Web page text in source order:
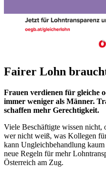
Fairer Lohn
Frauen verdienen für gleiche
immer weniger als Männer.
schaffen mehr Gerechtigkeit.
Viele Beschäftigte wissen nicht,
wer nicht weiß, was Kollegen
kann Ungleichbehandlung
neue Regeln für mehr
Österreich am Zug.